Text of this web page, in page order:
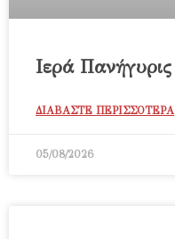
Ιερά Πανήγυρις
ΔΙΑΒΑΣΤΕ ΠΕΡΙΣΣΟΤΕΡΑ
05/08/2026